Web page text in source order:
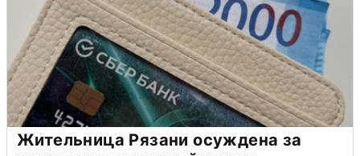
Жительница Рязани осуждена за